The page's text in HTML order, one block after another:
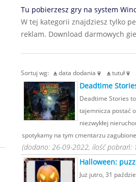
Tu pobierzesz gry na system
W tej kategorii znajdziesz tylko
reklam. Download darmowych
Sortuj wg: data dodania tutuł
Deadtime
Deadtime Stories
tajemnicza postać
niezwykłej
spotykamy na tym cmentarzu
(dodano: 26-09-2022, ilość pobrań:
Halloween:
Już jutro, 31